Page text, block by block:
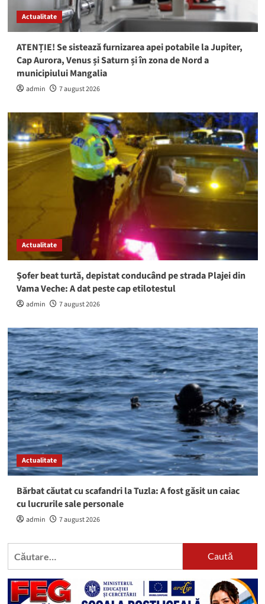
Actualitate
ATENȚIE! Se sistează furnizarea apei potabile la Jupiter,
Cap Aurora, Venus și Saturn și în zona de Nord a
municipiului Mangalia
admin 7 august 2026
Actualitate
Șofer beat turtă, depistat conducând pe strada Plajei din
Vama Veche: A dat peste cap etilotestul
admin 7 august 2026
Actualitate
Bărbat căutat cu scafandri la Tuzla: A fost găsit un caiac
cu lucrurile sale personale
admin 7 august 2026
Caută